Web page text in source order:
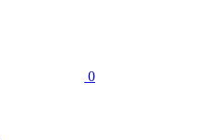
0